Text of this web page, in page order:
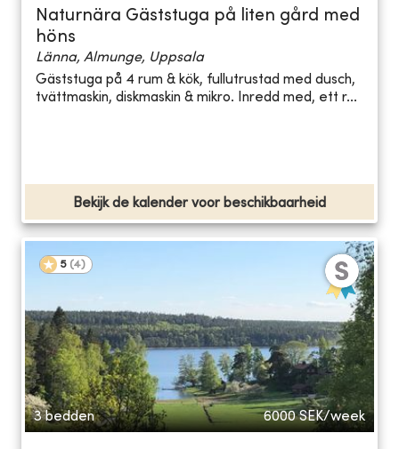
Naturnära Gäststuga på liten gård med
höns
Länna, Almunge, Uppsala
Gäststuga på 4 rum & kök, fullutrustad med dusch,
tvättmaskin, diskmaskin & mikro. Inredd med, ett r...
Bekijk de kalender voor beschikbaarheid
5 (4)
3 bedden 6000 SEK/week